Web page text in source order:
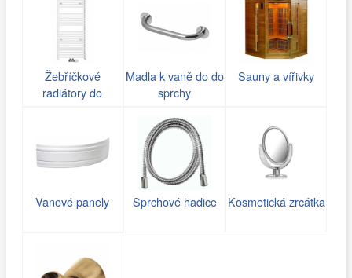
Žebříčkové
radiátory do
Madla k vaně do do
sprchy
Sauny a vířivky
Vanové panely Sprchové hadice Kosmetická zrcátka